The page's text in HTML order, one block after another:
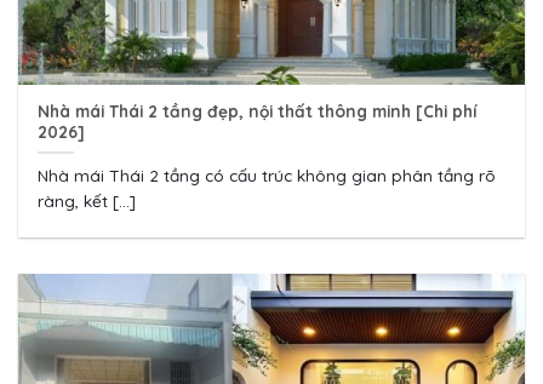
Nhà mái Thái 2 tầng đẹp, nội thất thông minh [Chi phí
2026]
Nhà mái Thái 2 tầng có cấu trúc không gian phân tầng rõ
ràng, kết [...]